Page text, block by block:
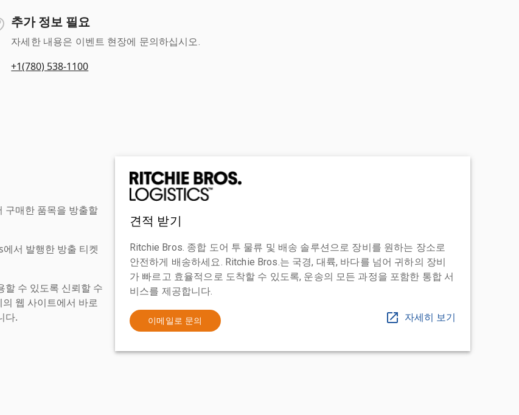
추가 정보 필요
자세한 내용은 이벤트 현장에 문의하십시오.
+1(780) 538-1100
구매한 품목을 방출할
서 발행한 방출 티켓
할 수 있도록 신뢰할 수
웹 사이트에서 바로
다.
견적 받기
Ritchie Bros. 종합 도어 투 물류 및 배송 솔루션으로 장비를 원하는 장소로
안전하게 배송하세요. Ritchie Bros.는 국경, 대륙, 바다를 넘어 귀하의 장비
가 빠르고 효율적으로 도착할 수 있도록, 운송의 모든 과정을 포함한 통합 서
비스를 제공합니다.
이메일로 문의 자세히 보기